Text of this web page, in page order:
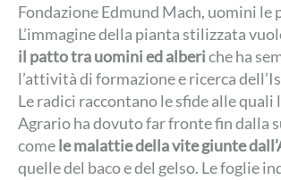
Fondazione Edmund Mach, uomini le
L’immagine della pianta stilizzata
il patto tra uomini ed alberiche ha
l’attività di formazione e ricerca
Le radici raccontano le sfide alle
Agrario ha dovuto far fronte fin dalla
comele malattie della vite giunte
quelle del baco e del gelso. Le foglie